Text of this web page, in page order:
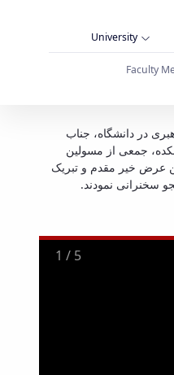
بوعلی سینا همدان
در دانشگاه، جناب
جمعی از مسولین
عرض خیر مقدم و تبریک
سخنرانی نمودند.
2 / 5